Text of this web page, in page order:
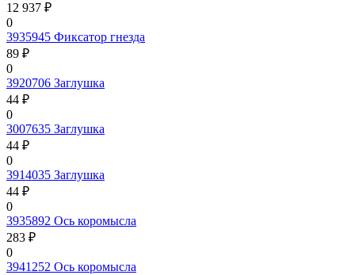
12 937 ₽
0
3935945 Фиксатор гнезда
89 ₽
0
3920706 Заглушка
44 ₽
0
3007635 Заглушка
44 ₽
0
3914035 Заглушка
44 ₽
0
3935892 Ось коромысла
283 ₽
0
3941252 Ось коромысла